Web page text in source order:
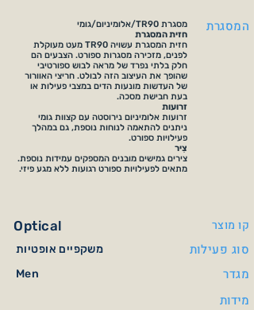
מסגרת TR90/אלומיניום/גומי
חזית המסגרת
חזית המסגרת עשויה TR90 מעט מעוקלת
לפנים, מזכירה מסגרות ספורט. הצבעים הם
חלק בלתי נפרד של מראה לבוש ספורטיבי
שהופך את העיצוב הזה לבולט. חריצי האוורור
של העדשות מונעות הדים במצבי פעילות או
בעת חבישת מסכה.
זרועות
זרועות אלומיניום נירוסטה עם קצוות גומי
ניתנים להתאמה לנוחות נוספת, גם במהלך
פעילויות ספורט.
צִיר
צירים גמישים מובנים המספקים עמידות נוספת.
מתאים לפעילויות ספורט רגועות ללא מגע פיזי.
המסגרת
Optical קו מוצר
משקפיים אופטיות סוג פעילות
Men
מגדר
מידות